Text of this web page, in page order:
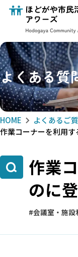
よくある質
HOME
よくあるご
作業コーナーを利用す
作業
のに
会議室・施設